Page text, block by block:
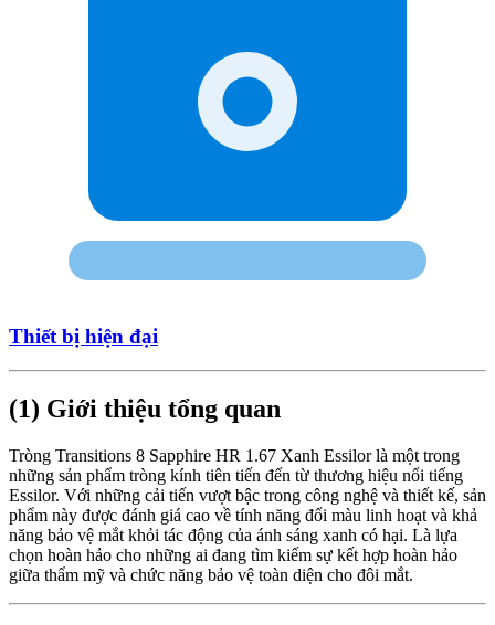
Thiết bị hiện đại
(1) Giới thiệu tổng quan
Tròng Transitions 8 Sapphire HR 1.67 Xanh Essilor là một trong
những sản phẩm tròng kính tiên tiến đến từ thương hiệu nổi tiếng
Essilor. Với những cải tiến vượt bậc trong công nghệ và thiết kế, sản
phẩm này được đánh giá cao về tính năng đổi màu linh hoạt và khả
năng bảo vệ mắt khỏi tác động của ánh sáng xanh có hại. Là lựa
chọn hoàn hảo cho những ai đang tìm kiếm sự kết hợp hoàn hảo
giữa thẩm mỹ và chức năng bảo vệ toàn diện cho đôi mắt.